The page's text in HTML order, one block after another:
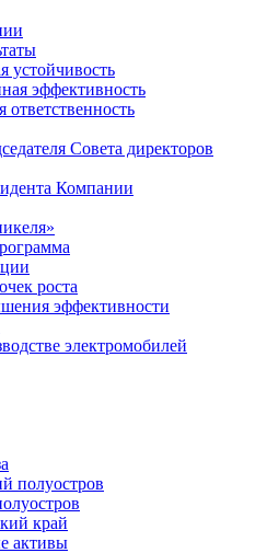
устойчивость
эффективность
ответственность
Совета директоров
Компании
роста
эффективности
электромобилей
полуостров
край
активы